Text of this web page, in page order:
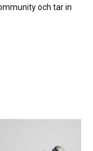
och tar in